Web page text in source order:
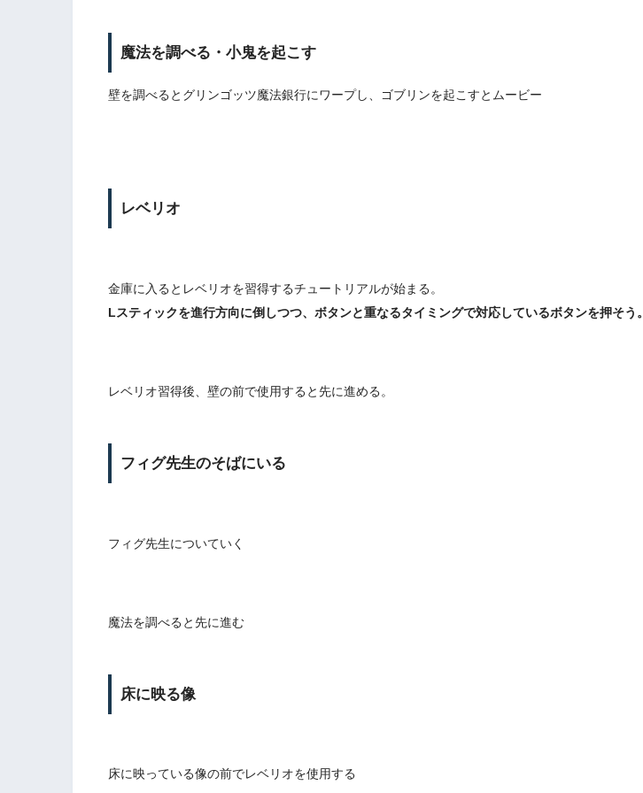
魔法を調べる・小鬼を起こす
壁を調べるとグリンゴッツ魔法銀行にワープし、ゴブリンを起こすとムービー
レベリオ
金庫に入るとレベリオを習得するチュートリアルが始まる。
Lスティックを進行方向に倒しつつ、ボタンと重なるタイミングで対応しているボタンを押そう。
レベリオ習得後、壁の前で使用すると先に進める。
フィグ先生のそばにいる
フィグ先生についていく
魔法を調べると先に進む
床に映る像
床に映っている像の前でレベリオを使用する